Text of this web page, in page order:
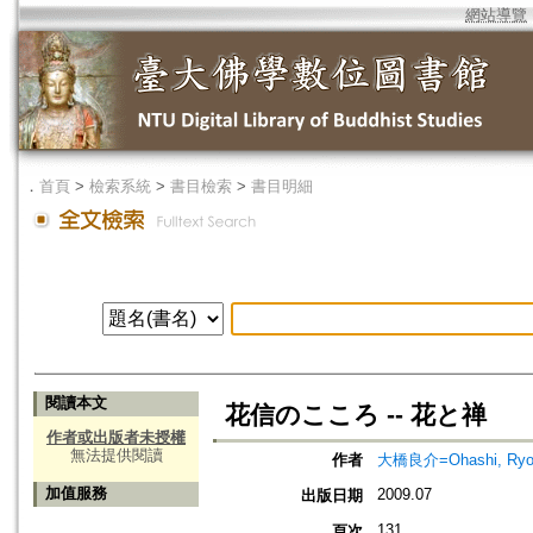
網站導覽
． 首頁 > 檢索系統 > 書目檢索 > 書目明細
閱讀本文
作者或出版者未授權
無法提供閱讀
加值服務
花信のこころ -- 花と禅
作者
大橋良介=Ohashi,
出版日期
2009.07